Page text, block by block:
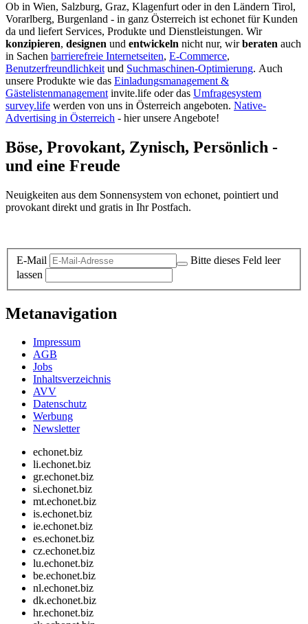
Ob in Wien, Salzburg, Graz, Klagenfurt oder in den Ländern Tirol,
Vorarlberg, Burgenland - in ganz Österreich ist echonet für Kunden
da und liefert Services, Produkte und Dienstleistungen. Wir
konzipieren, designen und entwickeln nicht nur, wirberaten auch
in Sachen barrierefreie Internetseiten, E-Commerce,
Benutzerfreundlichkeit und Suchmaschinen-Optimierung. Auch
unsere Produkte wie das Einladungsmanagement &
Gästelistenmanagement invite.life oder das Umfragesystem
survey.life werden von uns in Österreich angeboten. Native-
Advertising in Österreich - hier unsere Angebote!
Böse, Provokant, Zynisch, Persönlich -
und eine Freude
Neuigkeiten aus dem Sonnensystem von echonet, pointiert und
provokant direkt und gratis in Ihr Postfach.
E-Mail
Bitte dieses Feld leer
lassen
Metanavigation
Impressum
AGB
Jobs
Inhaltsverzeichnis
AVV
Datenschutz
Werbung
Newsletter
echonet.biz
li.echonet.biz
gr.echonet.biz
si.echonet.biz
mt.echonet.biz
is.echonet.biz
ie.echonet.biz
es.echonet.biz
cz.echonet.biz
lu.echonet.biz
be.echonet.biz
nl.echonet.biz
dk.echonet.biz
hr.echonet.biz